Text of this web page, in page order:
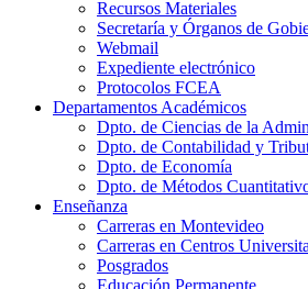
Recursos Materiales
Secretaría y Órganos de
Webmail
Expediente electrónico
Protocolos FCEA
Departamentos Académicos
Dpto. de Ciencias de la
Dpto. de Contabilidad y
Dpto. de Economía
Dpto. de Métodos
Enseñanza
Carreras en Montevideo
Carreras en Centros
Posgrados